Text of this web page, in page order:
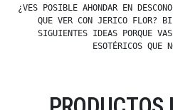
¿VES POSIBLE AHONDAR EN
QUE VER CON JERICO FLOR?
SIGUIENTES IDEAS PORQUE VAS
ESOTÉRICOS QUE